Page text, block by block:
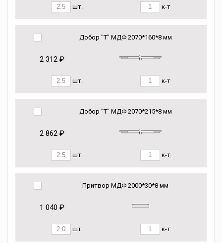
шт. к-т
Добор "Т" МДФ 2070*160*8 мм
2 312 ₽
шт. к-т
Добор "Т" МДФ 2070*215*8 мм
2 862 ₽
шт. к-т
Притвор МДФ 2000*30*8 мм
1 040 ₽
шт. к-т